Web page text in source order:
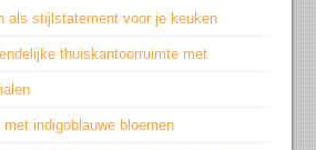
als stijlstatement voor je keuken
thuiskantoorruimte met
indigoblauwe bloemen